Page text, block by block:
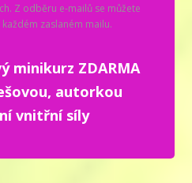
Z odběru e-mailů se můžete
zaslaném mailu.
minikurz ZDARMA
autorkou
vnitřní síly